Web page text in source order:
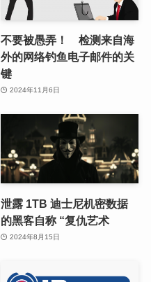
不要被愚弄！ 检测来自海
外的网络钓鱼电子邮件的关
键
2024年11月6日
泄露 1TB 迪士尼机密数据
的黑客自称 “复仇艺术
2024年8月15日